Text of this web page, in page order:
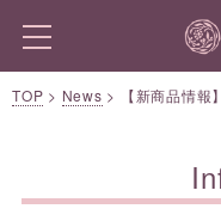
TOP > News > 【新商品情